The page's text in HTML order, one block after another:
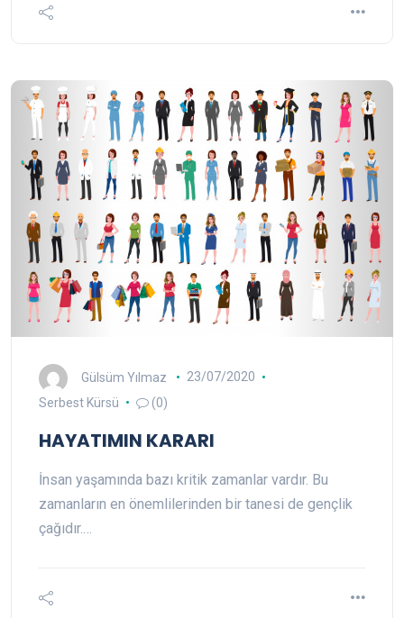
Gülsüm Yılmaz
23/07/2020
Serbest Kürsü
(0)
HAYATIMIN KARARI
İnsan yaşamında bazı kritik zamanlar vardır. Bu
zamanların en önemlilerinden bir tanesi de gençlik
çağıdır.…